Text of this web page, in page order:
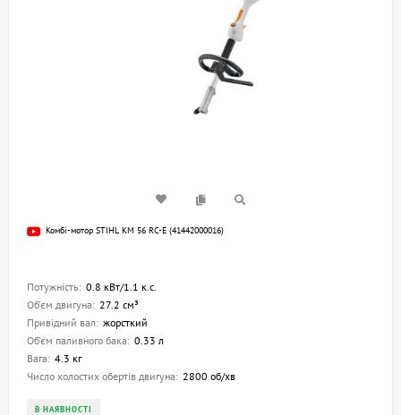
Комбі-мотор STIHL KM 56 RC-E (41442000016)
Потужність: 0.8 кВт/1.1 к.с.
Об'єм двигуна: 27.2 см³
Привідний вал: жорсткий
Об'єм паливного бака: 0.33 л
Вага: 4.3 кг
Число холостих обертів двигуна: 2800 об/хв
В НАЯВНОСТІ